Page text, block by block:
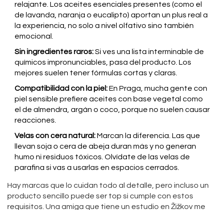
relajante. Los aceites esenciales presentes (como el
de lavanda, naranja o eucalipto) aportan un plus real a
la experiencia, no solo a nivel olfativo sino también
emocional.
Sin ingredientes raros:Si ves una lista interminable de
químicos impronunciables, pasa del producto. Los
mejores suelen tener fórmulas cortas y claras.
Compatibilidad con la piel:En Praga, mucha gente con
piel sensible prefiere aceites con base vegetal como
el de almendra, argán o coco, porque no suelen causar
reacciones.
Velas con cera natural:Marcan la diferencia. Las que
llevan soja o cera de abeja duran más y no generan
humo ni residuos tóxicos. Olvídate de las velas de
parafina si vas a usarlas en espacios cerrados.
Hay marcas que lo cuidan todo al detalle, pero incluso un
producto sencillo puede ser top si cumple con estos
requisitos. Una amiga que tiene un estudio en Žižkov me